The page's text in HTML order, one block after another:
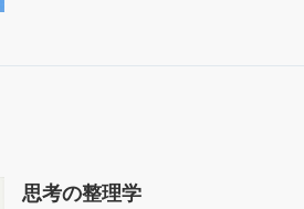
思考の整理学